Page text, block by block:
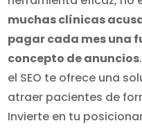
muchas clínicas
pagar cada mes una
concepto de anuncios
el SEO te ofrece una
atraer pacientes de
Invierte en tu